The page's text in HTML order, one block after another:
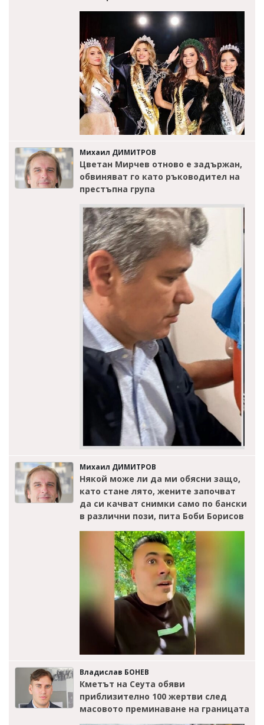
Михаил ДИМИТРОВ
Цветан Мирчев отново е задържан,
обвиняват го като ръководител на
престъпна група
Михаил ДИМИТРОВ
Някой може ли да ми обясни защо,
като стане лято, жените започват
да си качват снимки само по бански
в различни пози, пита Боби Борисов
Владислав БОНЕВ
Кметът на Сеута обяви
приблизително 100 жертви след
масовото преминаване на границата